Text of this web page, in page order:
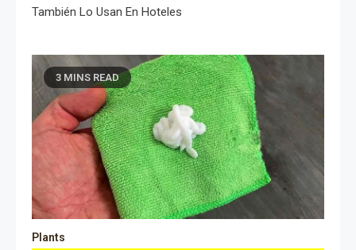
También Lo Usan En Hoteles
3 MINS READ
Plants